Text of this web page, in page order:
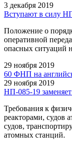
3 декабря 2019
Вступают в силу
Положение о
оперативной
опасных ситуаций
29 ноября 2019
60 ФНП на
29 ноября 2019
НП-085-19
Требования к
реакторами, судов
судов,
атомных станций.